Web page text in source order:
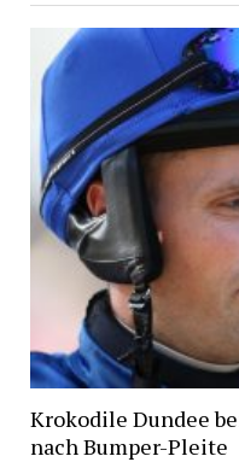
Krokodile Dundee
nach Bumper-Pleite